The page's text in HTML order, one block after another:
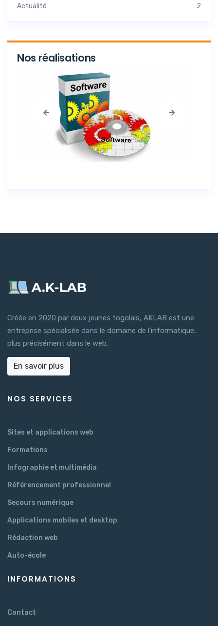
Actualité 2
Nos réalisations
Créée en 2020 par deux jeunes togolais, AKLAB est une
entreprise spécialisée dans le domaine de l’informatique,
plus précisément dans le web.
En savoir plus
NOS SERVICES
Sites et applications web
Formations
Infographie et multimédia
Référencement professionnel
Secours numérique
Applications mobiles et desktop
Rédaction web
Auto-école
INFORMATIONS
Contact